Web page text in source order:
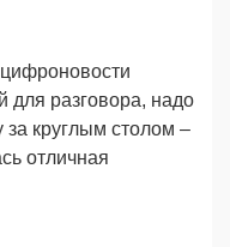
для разговора, надо
круглым столом –
отличная